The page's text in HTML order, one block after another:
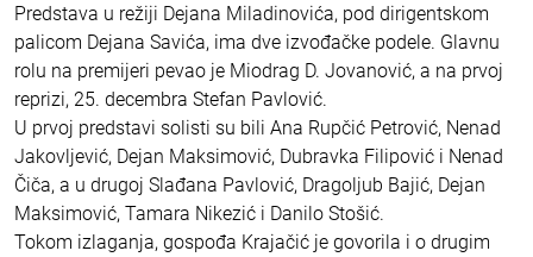
Predstava u režiji Dejana Miladinovića, pod dirigentskom
palicom Dejana Savića, ima dve izvođačke podele. Glavnu
rolu na premijeri pevao je Miodrag D. Jovanović, a na prvoj
reprizi, 25. decembra Stefan Pavlović.
U prvoj predstavi solisti su bili Ana Rupčić Petrović, Nenad
Jakovljević, Dejan Maksimović, Dubravka Filipović i Nenad
Čiča, a u drugoj Slađana Pavlović, Dragoljub Bajić, Dejan
Maksimović, Tamara Nikezić i Danilo Stošić.
Tokom izlaganja, gospođa Krajačić je govorila i o drugim